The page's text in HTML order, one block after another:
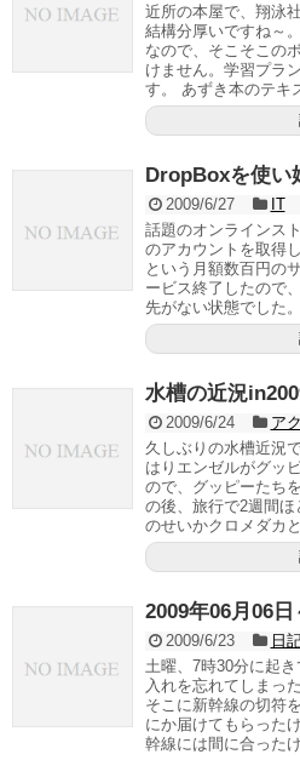
近所の本屋で、翔泳
結構分厚いですね～
なので、そこそこの
けません。学習プラ
す。 あずき本のテキ
DropBoxを使い
2009/6/27
IT
話題のオンラインス
のアカウントを取得
という月額数百円の
ービス終了したので
先がない状態でした。
水槽の近況
2009/6/24
ア
久しぶりの水槽近況
はりエンゼルがグッ
ので、グッピーたち
の後、旅行で2週間
のせいかクロメダカ
2009年06月06
2009/6/23
日
土曜、7時30分に起
入れを忘れてしまっ
そこに新幹線の切符
にか届けてもらった
幹線には間に合った